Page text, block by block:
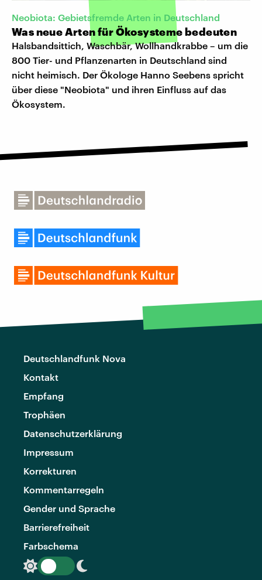
Neobiota: Gebietsfremde Arten in Deutschland
Was neue Arten für Ökosysteme bedeuten
Halsbandsittich, Waschbär, Wollhandkrabbe – um die
800 Tier- und Pflanzenarten in Deutschland sind
nicht heimisch. Der Ökologe Hanno Seebens spricht
über diese "Neobiota" und ihren Einfluss auf das
Ökosystem.
Deutschlandfunk Nova
Kontakt
Empfang
Trophäen
Datenschutzerklärung
Impressum
Korrekturen
Kommentarregeln
Gender und Sprache
Barrierefreiheit
Farbschema